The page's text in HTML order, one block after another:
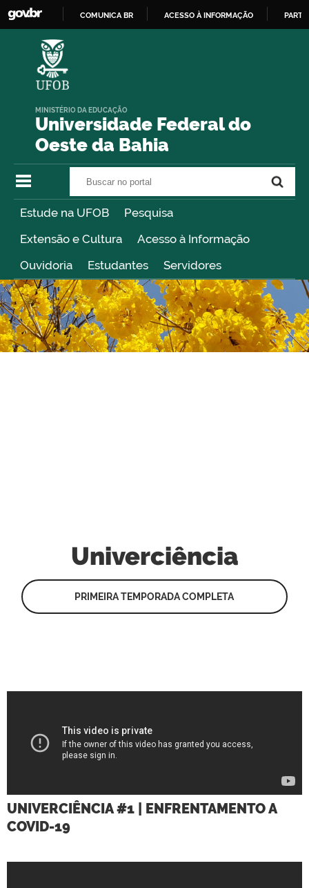
COMUNICA BR ACESSO À INFORMAÇÃO
Universidade Federal do
Oeste da Bahia
MINISTÉRIO DA EDUCAÇÃO
Estude na UFOB
Pesquisa
Extensão e Cultura
Acesso à Informação
Ouvidoria
Estudantes Servidores
Univerciência
PRIMEIRA TEMPORADA COMPLETA
UNIVERCIÊNCIA #1 | ENFRENTAMENTO A
COVID-19